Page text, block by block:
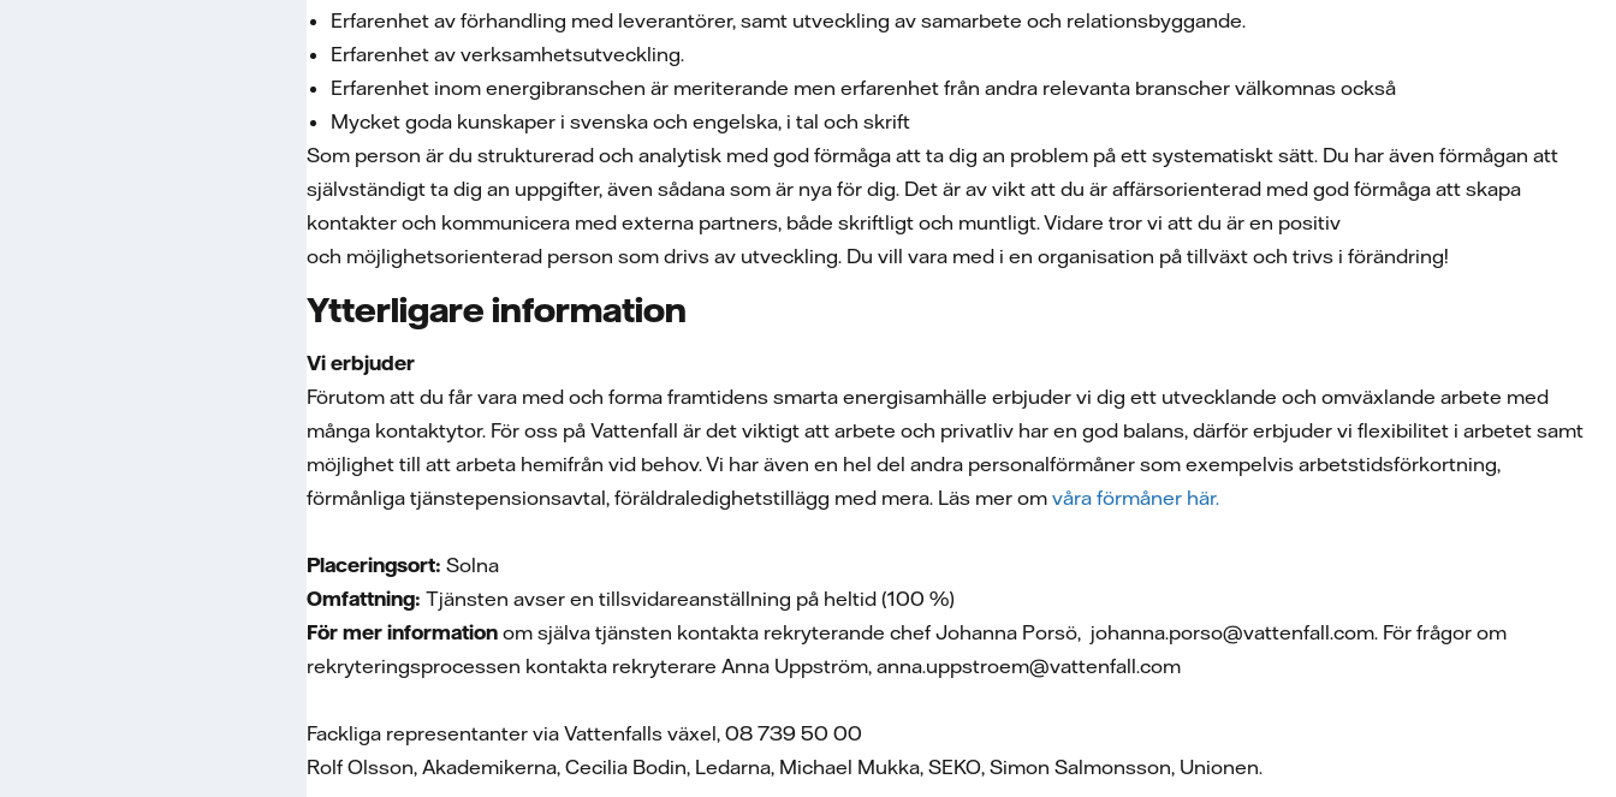
Erfarenhet av förhandling med leverantörer, samt utveckling av samarbete och relationsbyggande.
Erfarenhet av verksamhetsutveckling.
Erfarenhet inom energibranschen är meriterande men erfarenhet från andra relevanta branscher välkomnas också
Mycket goda kunskaper i svenska och engelska, i tal och skrift
Som person är du strukturerad och analytisk med god förmåga att ta dig an problem på ett systematiskt sätt. Du har även förmågan att
självständigt ta dig an uppgifter, även sådana som är nya för dig. Det är av vikt att du är affärsorienterad med god förmåga att skapa
kontakter och kommunicera med externa partners, både skriftligt och muntligt. Vidare tror vi att du är en positiv
och möjlighetsorienterad person som drivs av utveckling. Du vill vara med i en organisation på tillväxt och trivs i förändring!
Ytterligare information
Vi erbjuder
Förutom att du får vara med och forma framtidens smarta energisamhälle erbjuder vi dig ett utvecklande och omväxlande arbete med
många kontaktytor. För oss på Vattenfall är det viktigt att arbete och privatliv har en god balans, därför erbjuder vi flexibilitet i arbetet samt
möjlighet till att arbeta hemifrån vid behov. Vi har även en hel del andra personalförmåner som exempelvis arbetstidsförkortning,
förmånliga tjänstepensionsavtal, föräldraledighetstillägg med mera. Läs mer omvåra förmåner här.
Placeringsort:Solna
Omfattning: Tjänsten avser en tillsvidareanställning på heltid (100 %)
För mer informationom själva tjänsten kontakta rekryterande chef Johanna Porsö, johanna.porso@vattenfall.com. För frågor om
rekryteringsprocessen kontakta rekryterare Anna Uppström, anna.uppstroem@vattenfall.com
Fackliga representanter via Vattenfalls växel, 08 739 50 00
Rolf Olsson, Akademikerna, Cecilia Bodin, Ledarna, Michael Mukka, SEKO, Simon Salmonsson, Unionen.